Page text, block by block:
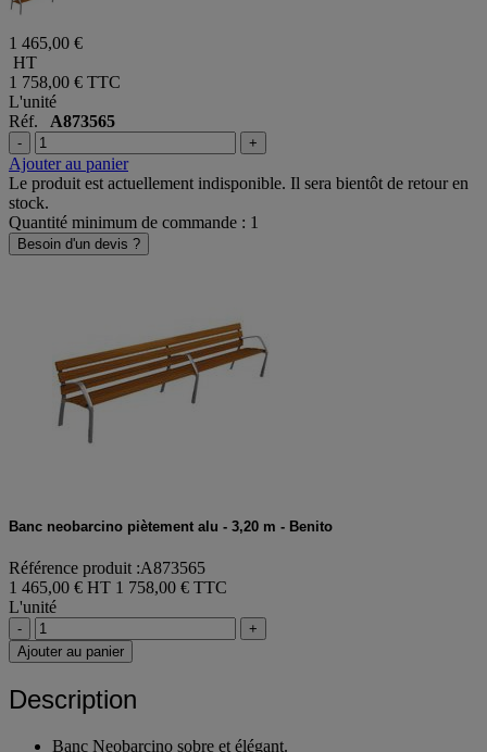
1 465,00 €
HT
1 758,00 €
L'unité
Réf.A873565
- +
Ajouter au panier
Le produit est actuellement indisponible. Il sera bientôt de retour en
stock.
Quantité minimum de commande : 1
Besoin d'un devis ?
Référence produit :A873565
1 465,00 € HT
L'unité
-
Description